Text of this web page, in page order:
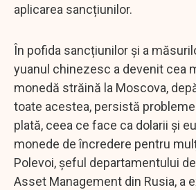
aplicarea sancțiunilor.
În pofida sancțiunilor și a
yuanul chinezesc a devenit cea
monedă străină la Moscova,
toate acestea, persistă
plată, ceea ce face ca dolarii și
monede de încredere pentru
Polevoi, șeful departamentului
Asset Management din Rusia, a